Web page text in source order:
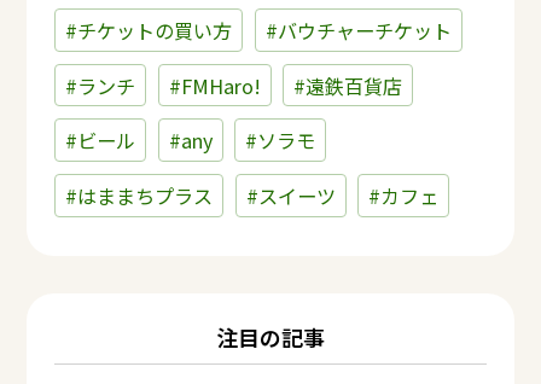
#チケットの買い方
#バウチャーチケット
#ランチ
#FMHaro!
#遠鉄百貨店
#ビール
#any
#ソラモ
#はままちプラス
#スイーツ #カフェ
注目の記事